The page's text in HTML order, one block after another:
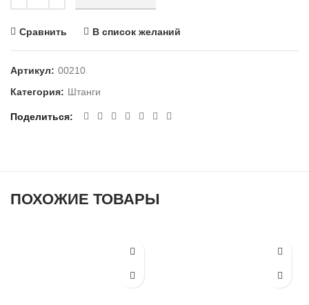
Сравнить В список желаний
Артикул: 00210
Категория: Штанги
Поделиться
ПОХОЖИЕ ТОВАРЫ